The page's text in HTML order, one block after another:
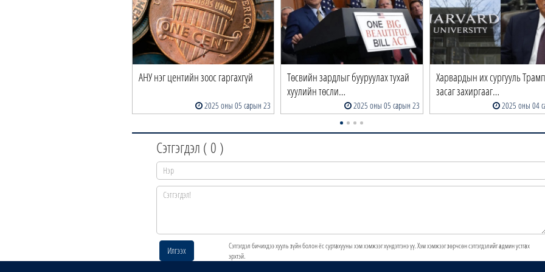
АНУ нэг центийн зоос гаргахгүй
2025 оны 05 сарын 23
Төсвийн зардлыг бууруулах тухай
хуулийн төсли…
2025 оны 05 сарын 23
Харвардын их сургууль
засаг захиргааг…
2025 оны 04
Сэтгэгдэл ( 0 )
Илгээх
Сэтгэгдэл бичихдээ хууль зүйн болон ёс суртахууны хэм хэмжээг хүндэтгэнэ үү. Хэм хэмжээг зөрчсөн сэтгэгдэлийг админ устгах
эрхтэй.